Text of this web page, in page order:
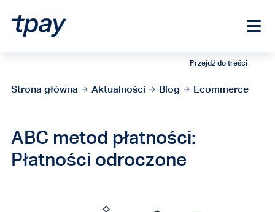
Przejdź do treści
Strona główna Aktualności Blog Ecommerce
ABC metod płatności:
Płatności odroczone